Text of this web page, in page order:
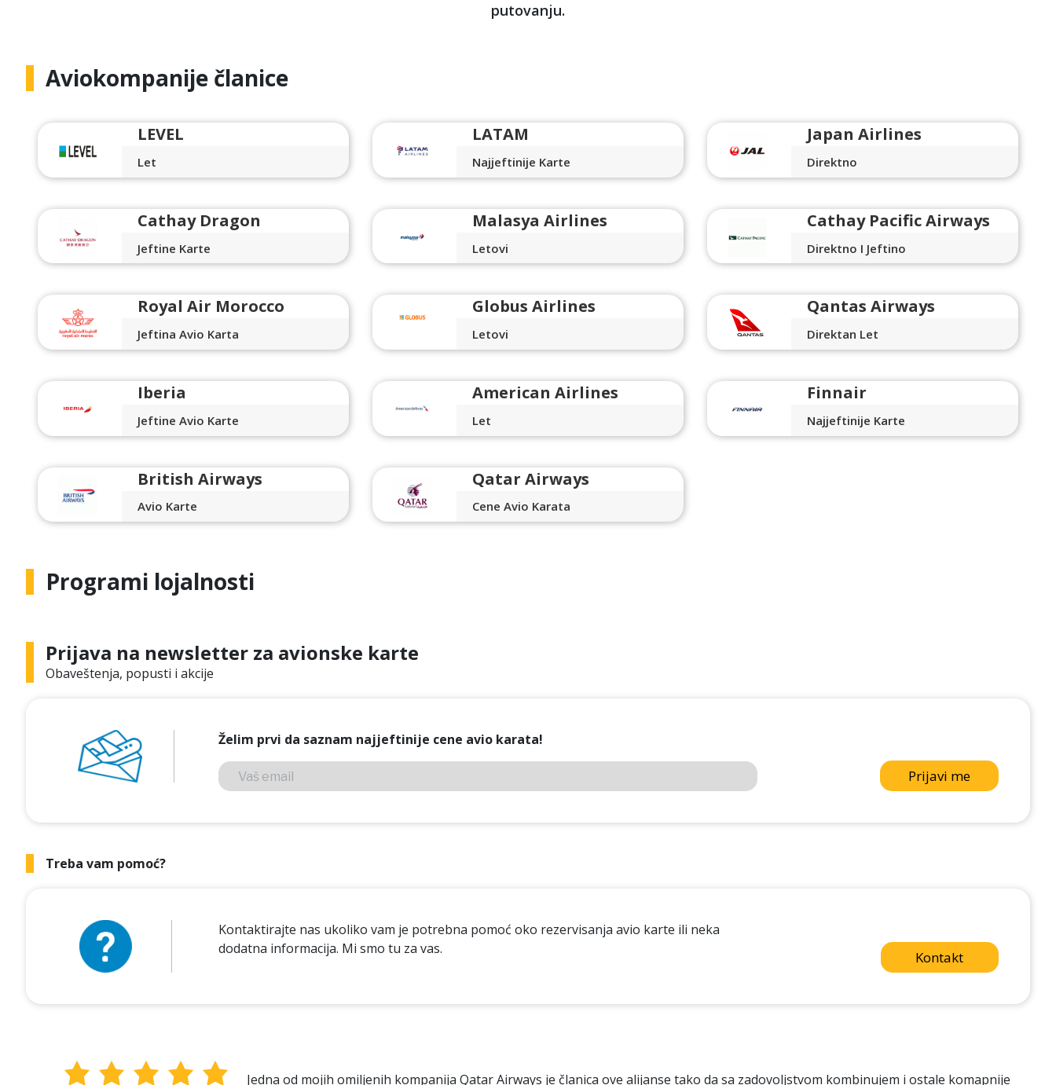
putovanju.
Aviokompanije članice
LEVEL
Let
LATAM
Najjeftinije Karte
Japan Airlines
Direktno
Cathay Dragon
Jeftine Karte
Malasya Airlines
Letovi
Cathay Pacific Airways
Direktno I Jeftino
Royal Air Morocco
Jeftina Avio Karta
Globus Airlines
Letovi
Qantas Airways
Direktan Let
Iberia
Jeftine Avio Karte
American Airlines
Let
Finnair
Najjeftinije Karte
British Airways
Avio Karte
Qatar Airways
Cene Avio Karata
Programi lojalnosti
Prijava na newsletter za avionske karte
Obaveštenja, popusti i akcije
Želim prvi da saznam najjeftinije cene avio karata!
Prijavi me
Treba vam pomoć?
Kontaktirajte nas ukoliko vam je potrebna pomoć oko rezervisanja avio karte ili neka
dodatna informacija. Mi smo tu za vas.
Kontakt
Jedna od mojih omiljenih kompanija Qatar Airways je članica ove alijanse tako da sa zadovoljstvom kombinujem i ostale komapnije